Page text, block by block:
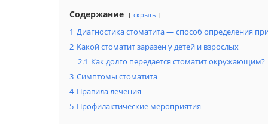
Содержание скрыть
1 Диагностика стоматита — способ определения
2 Какой стоматит заразен у детей и взрослых
2.1 Как долго передается стоматит окружающим?
3 Симптомы стоматита
4 Правила лечения
5 Профилактические мероприятия